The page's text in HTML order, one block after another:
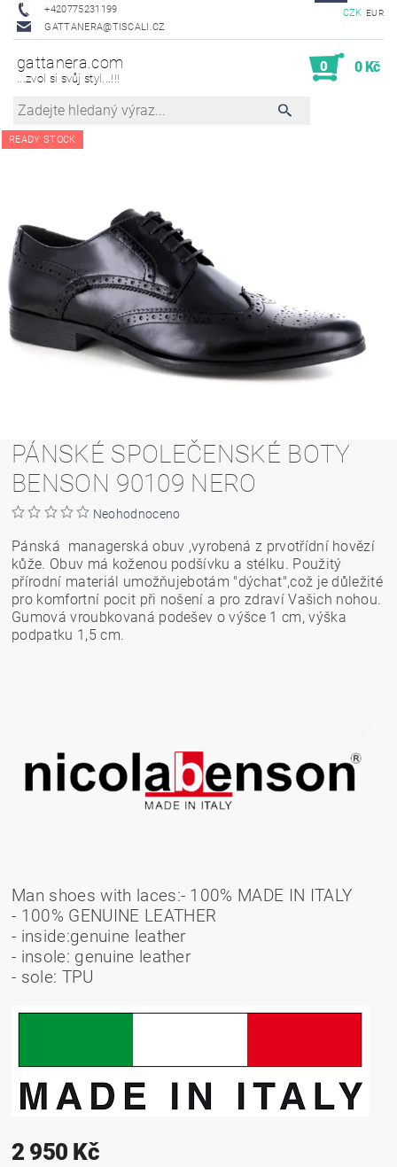
+420775231199
GATTANERA@TISCALI.CZ
CZK EUR
gattanera.com
...zvol si svůj styl...!!!
0 0 Kč
READY STOCK
PÁNSKÉ SPOLEČENSKÉ BOTY
BENSON 90109 NERO
Neohodnoceno
Pánská managerská obuv ,vyrobená z prvotřídní hovězí
kůže. Obuv má koženou podšívku a stélku. Použitý
přírodní materiál umožňujebotám "dýchat",což je důležité
pro komfortní pocit při nošení a pro zdraví Vašich nohou.
Gumová vroubkovaná podešev o výšce 1 cm, výška
podpatku 1,5 cm.
Man shoes with laces:- 100% MADE IN ITALY
- 100% GENUINE LEATHER
- inside:genuine leather
- insole: genuine leather
- sole: TPU
2 950 Kč